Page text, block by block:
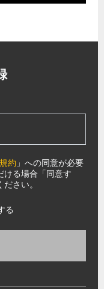
約 」への同意が必要
ける場合「同意す
さい。
る